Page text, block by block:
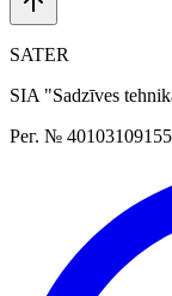
SATER
SIA "Sadzīves
Рег. № 40103109155